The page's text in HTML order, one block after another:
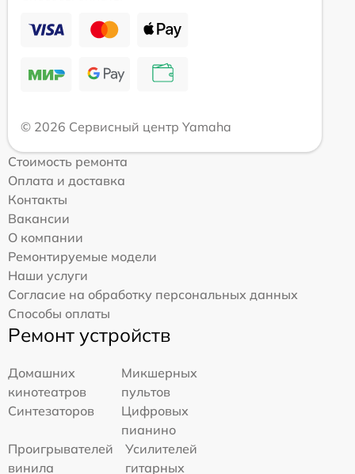
© 2026 Сервисный центр Yamaha
Стоимость ремонта
Оплата и доставка
Контакты
Вакансии
О компании
Ремонтируемые модели
Наши услуги
Согласие на обработку персональных данных
Способы оплаты
Ремонт устройств
Домашних
кинотеатров
Микшерных
пультов
Синтезаторов
Цифровых
пианино
Проигрывателей
винила
Усилителей
гитарных